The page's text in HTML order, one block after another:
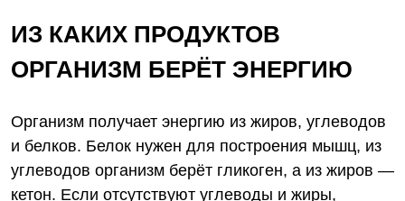
ИЗ КАКИХ ПРОДУКТОВ
ОРГАНИЗМ БЕРЁТ ЭНЕРГИЮ
Организм получает энергию из жиров, углеводов
и белков. Белок нужен для построения мышц, из
углеводов организм берёт гликоген, а из жиров —
кетон. Если отсутствуют углеводы и жиры,